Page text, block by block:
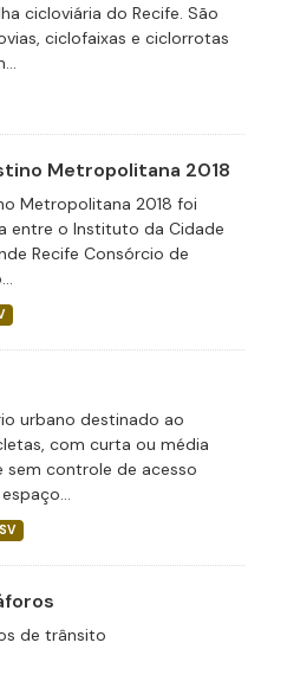
cicloviária do Recife. São
ciclofaixas e ciclorrotas
Metropolitana 2018
Metropolitana 2018 foi
entre o Instituto da Cidade
Recife Consórcio de
urbano destinado ao
com curta ou média
sem controle de acesso
de trânsito